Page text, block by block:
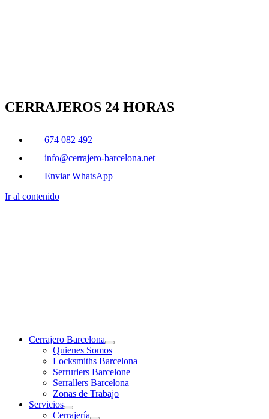
CERRAJEROS 24 HORAS
674 082 492
info@cerrajero-barcelona.net
Enviar WhatsApp
Ir al contenido
Cerrajero Barcelona
Quienes Somos
Locksmiths Barcelona
Serruriers Barcelone
Serrallers Barcelona
Zonas de Trabajo
Servicios
Cerrajería